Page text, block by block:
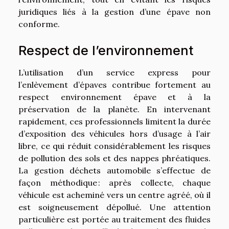
juridiques liés à la gestion d’une épave non
conforme.
Respect de l’environnement
L’utilisation d’un service express pour
l’enlèvement d’épaves contribue fortement au
respect environnement épave et à la
préservation de la planète. En intervenant
rapidement, ces professionnels limitent la durée
d’exposition des véhicules hors d’usage à l’air
libre, ce qui réduit considérablement les risques
de pollution des sols et des nappes phréatiques.
La gestion déchets automobile s’effectue de
façon méthodique : après collecte, chaque
véhicule est acheminé vers un centre agréé, où il
est soigneusement dépollué. Une attention
particulière est portée au traitement des fluides